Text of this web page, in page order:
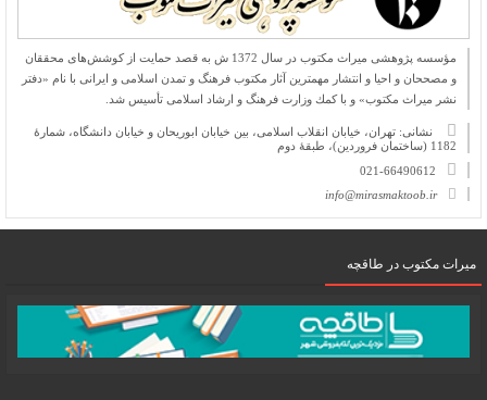
مؤسسه پژوهشی میراث مكتوب در سال 1372 ش به قصد حمایت از كوشش‌های محققان
و مصححان و احیا و انتشار مهمترین آثار مكتوب فرهنگ و تمدن اسلامی و ایرانی با نام «دفتر
نشر میراث مكتوب» و با كمك وزارت فرهنگ و ارشاد اسلامی تأسیس شد.
نشانی: تهران، خیابان انقلاب اسلامی، بین خیابان ابوریحان و خیابان دانشگاه، شمارۀ
1182 (ساختمان فروردین)، طبقۀ دوم
021-66490612
info@mirasmaktoob.ir
میرات مکتوب در طاقچه